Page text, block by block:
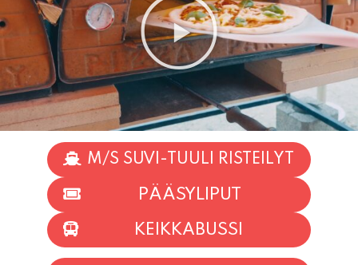
M/S SUVI-TUULI RISTEILYT
PÄÄSYLIPUT
KEIKKABUSSI